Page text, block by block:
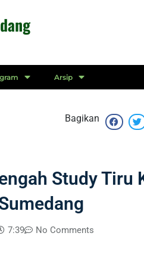
Arsip
Bagikan
Study Tiru
7:39 No Comments